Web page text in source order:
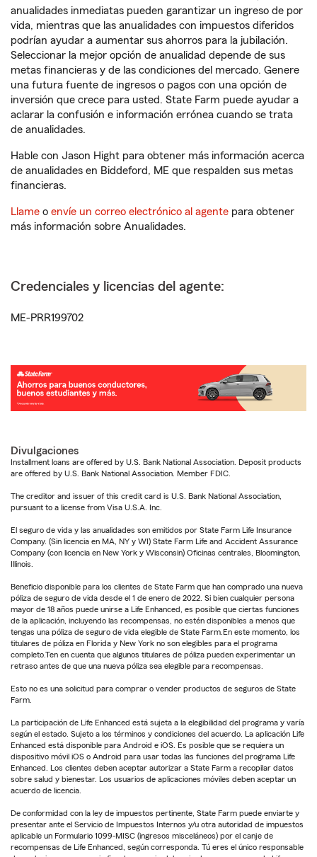
anualidades inmediatas pueden garantizar un ingreso de por
vida, mientras que las anualidades con impuestos diferidos
podrían ayudar a aumentar sus ahorros para la jubilación.
Seleccionar la mejor opción de anualidad depende de sus
metas financieras y de las condiciones del mercado. Genere
una futura fuente de ingresos o pagos con una opción de
inversión que crece para usted. State Farm puede ayudar a
aclarar la confusión e información errónea cuando se trata
de anualidades.
Hable con Jason Hight para obtener más información acerca
de anualidades en Biddeford, ME que respalden sus metas
financieras.
Llame o envíe un correo electrónico al agente para obtener
más información sobre Anualidades.
Credenciales y licencias del agente:
ME-PRR199702
Divulgaciones
Installment loans are offered by U.S. Bank National Association. Deposit products
are offered by U.S. Bank National Association. Member FDIC.
The creditor and issuer of this credit card is U.S. Bank National Association,
pursuant to a license from Visa U.S.A. Inc.
El seguro de vida y las anualidades son emitidos por State Farm Life Insurance
Company. (Sin licencia en MA, NY y WI) State Farm Life and Accident Assurance
Company (con licencia en New York y Wisconsin) Oficinas centrales, Bloomington,
Illinois.
Beneficio disponible para los clientes de State Farm que han comprado una nueva
póliza de seguro de vida desde el 1 de enero de 2022. Si bien cualquier persona
mayor de 18 años puede unirse a Life Enhanced, es posible que ciertas funciones
de la aplicación, incluyendo las recompensas, no estén disponibles a menos que
tengas una póliza de seguro de vida elegible de State Farm.En este momento, los
titulares de póliza en Florida y New York no son elegibles para el programa
completo.Ten en cuenta que algunos titulares de póliza pueden experimentar un
retraso antes de que una nueva póliza sea elegible para recompensas.
Esto no es una solicitud para comprar o vender productos de seguros de State
Farm.
La participación de Life Enhanced está sujeta a la elegibilidad del programa y varía
según el estado. Sujeto a los términos y condiciones del acuerdo. La aplicación Life
Enhanced está disponible para Android e iOS. Es posible que se requiera un
dispositivo móvil iOS o Android para usar todas las funciones del programa Life
Enhanced. Los clientes deben aceptar autorizar a State Farm a recopilar datos
sobre salud y bienestar. Los usuarios de aplicaciones móviles deben aceptar un
acuerdo de licencia.
De conformidad con la ley de impuestos pertinente, State Farm puede enviarte y
presentar ante el Servicio de Impuestos Internos y/u otra autoridad de impuestos
aplicable un Formulario 1099-MISC (ingresos misceláneos) por el canje de
recompensas de Life Enhanced, según corresponda. Tú eres el único responsable